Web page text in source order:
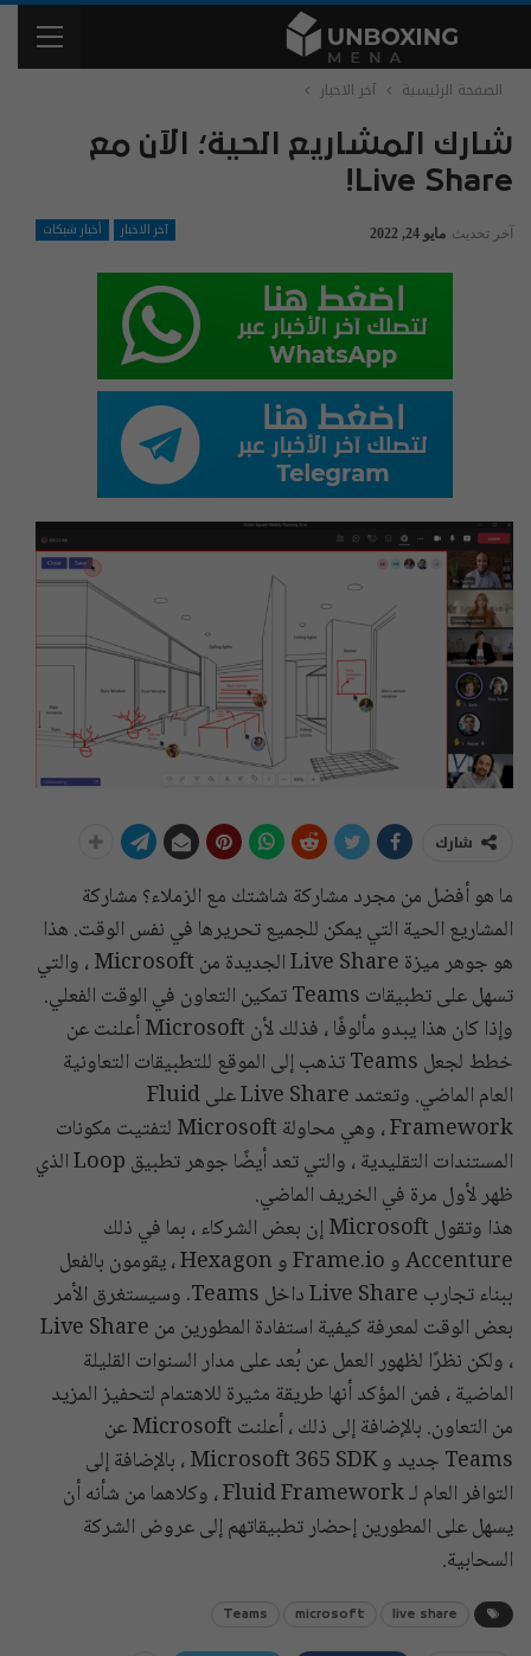
الصفحة الرئيسية آخر الاخبار
شارك المشاريع الحية؛ الآن مع
Live Share!
آخر الاخبار أخبار شبكات آخر تحديث مايو 24, 2022
شارك
ما هو أفضل من مجرد مشاركة شاشتك مع الزملاء؟ مشاركة
المشاريع الحية التي يمكن للجميع تحريرها في نفس الوقت. هذا
هو جوهر ميزة Live Share الجديدة من Microsoft ، والتي
تسهل على تطبيقات Teams تمكين التعاون في الوقت الفعلي.
وإذا كان هذا يبدو مألوفًا ، فذلك لأن Microsoft أعلنت عن
خطط لجعل Teams تذهب إلى الموقع للتطبيقات التعاونية
العام الماضي. وتعتمد Live Share على Fluid
Framework ، وهي محاولة Microsoft لتفتيت مكونات
المستندات التقليدية ، والتي تعد أيضًا جوهر تطبيق Loop الذي
ظهر لأول مرة في الخريف الماضي.
هذا وتقول Microsoft إن بعض الشركاء ، بما في ذلك
Accenture و Frame.io و Hexagon ، يقومون بالفعل
ببناء تجارب Live Share داخل Teams. وسيستغرق الأمر
بعض الوقت لمعرفة كيفية استفادة المطورين من Live Share
، ولكن نظرًا لظهور العمل عن بُعد على مدار السنوات القليلة
الماضية ، فمن المؤكد أنها طريقة مثيرة للاهتمام لتحفيز المزيد
من التعاون. بالإضافة إلى ذلك ، أعلنت Microsoft عن
Teams جديد و Microsoft 365 SDK ، بالإضافة إلى
التوافر العام لـ Fluid Framework ، وكلاهما من شأنه أن
يسهل على المطورين إحضار تطبيقاتهم إلى عروض الشركة
السحابية.
live share
microsoft
Teams